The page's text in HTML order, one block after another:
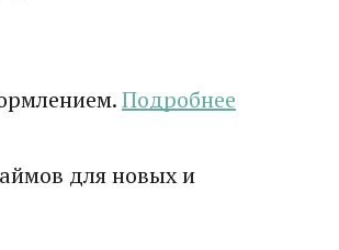
Подробнее
для новых и